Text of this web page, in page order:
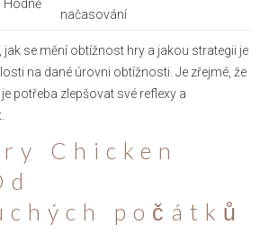
Hodně
načasování
se mění obtížnost hry a jakou strategii je
na dané úrovni obtížnosti. Je zřejmé, že
potřeba zlepšovat své reflexy a
Chicken
počátků